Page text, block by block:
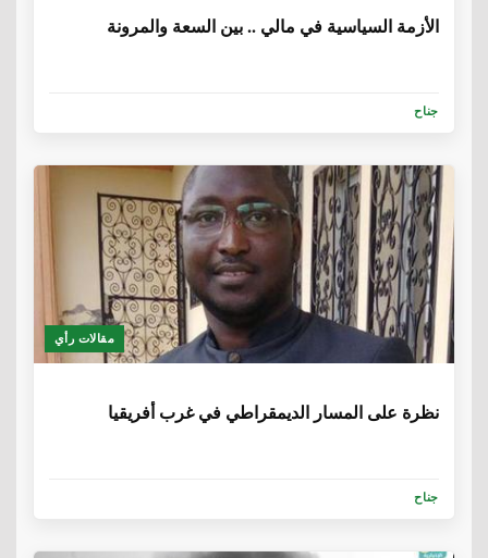
الأزمة السياسية في مالي .. بين السعة والمرونة
جناح
مقالات رأي
نظرة على المسار الديمقراطي في غرب أفريقيا
جناح